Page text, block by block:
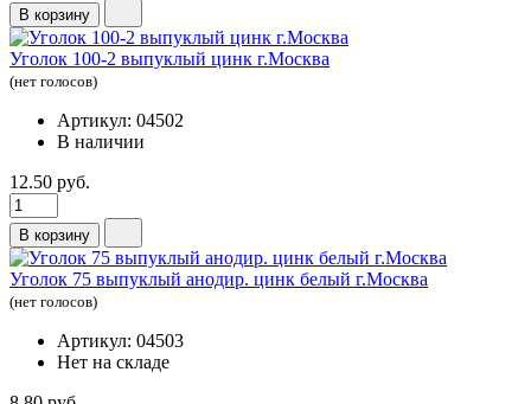
В корзину
Уголок 100-2 выпуклый цинк г.Москва
(нет голосов)
Артикул: 04502
В наличии
12.50 руб.
В корзину
Уголок 75 выпуклый анодир. цинк белый г.Москва
(нет голосов)
Артикул: 04503
Нет на складе